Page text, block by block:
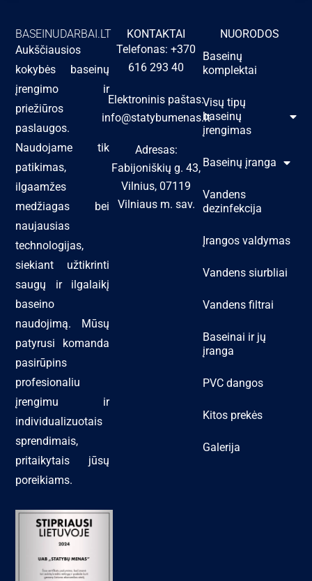
BASEINUDARBAI.LT
Aukščiausios
kokybės baseinų
įrengimo ir
priežiūros
paslaugos.
Naudojame tik
patikimas,
ilgaamžes
medžiagas bei
naujausias
technologijas,
siekiant užtikrinti
saugų ir ilgalaikį
baseino
naudojimą. Mūsų
patyrusi komanda
pasirūpins
profesionaliu
įrengimu ir
individualizuotais
sprendimais,
pritaikytais jūsų
poreikiams.
KONTAKTAI
Telefonas: +370
616 293 40
Elektroninis paštas:
info@statybumenas.lt
Adresas:
Fabijoniškių g. 43,
Vilnius, 07119
Vilniaus m. sav.
NUORODOS
Baseinų
komplektai
Visų tipų
baseinų
įrengimas
Baseinų įranga
Vandens
dezinfekcija
Įrangos valdymas
Vandens siurbliai
Vandens filtrai
Baseinai ir jų
įranga
PVC dangos
Kitos prekės
Galerija